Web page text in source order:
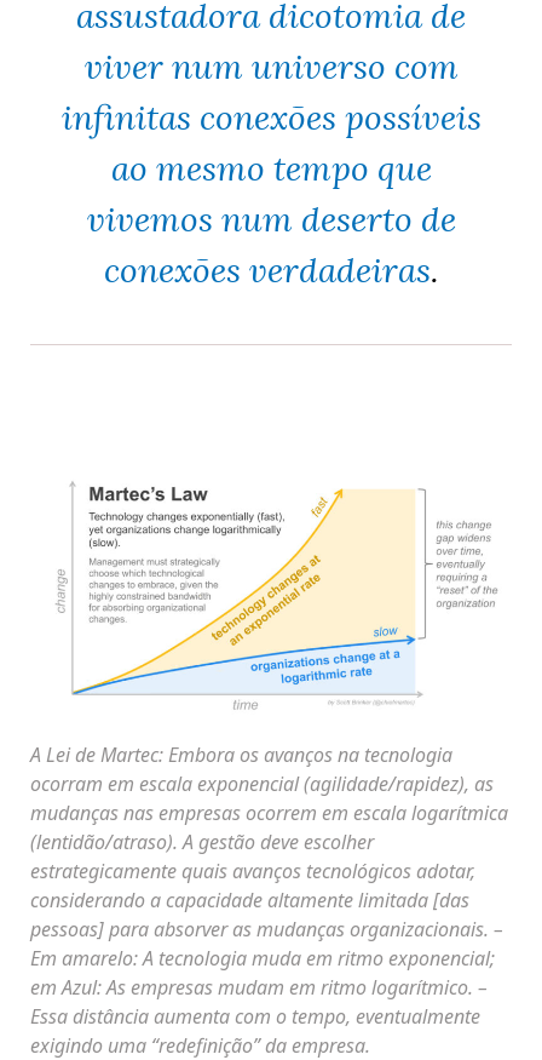
assustadora dicotomia de
viver num universo com
infinitas conexões possíveis
ao mesmo tempo que
vivemos num deserto de
conexões verdadeiras.
A Lei de Martec: Embora os avanços na tecnologia
ocorram em escala exponencial (agilidade/rapidez), as
mudanças nas empresas ocorrem em escala logarítmica
(lentidão/atraso). A gestão deve escolher
estrategicamente quais avanços tecnológicos adotar,
considerando a capacidade altamente limitada [das
pessoas] para absorver as mudanças organizacionais. –
Em amarelo: A tecnologia muda em ritmo exponencial;
em Azul: As empresas mudam em ritmo logarítmico. –
Essa distância aumenta com o tempo, eventualmente
exigindo uma “redefinição” da empresa.